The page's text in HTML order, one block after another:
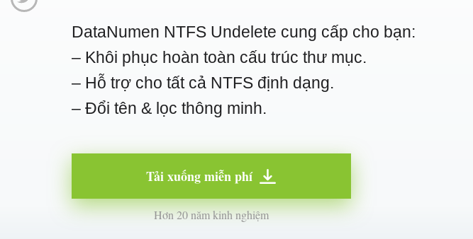
DataNumen NTFS Undelete cung cấp cho bạn:
– Khôi phục hoàn toàn cấu trúc thư mục.
– Hỗ trợ cho tất cả NTFS định dạng.
– Đổi tên & lọc thông minh.
Tải xuống miễn phí
Hơn 20 năm kinh nghiệm